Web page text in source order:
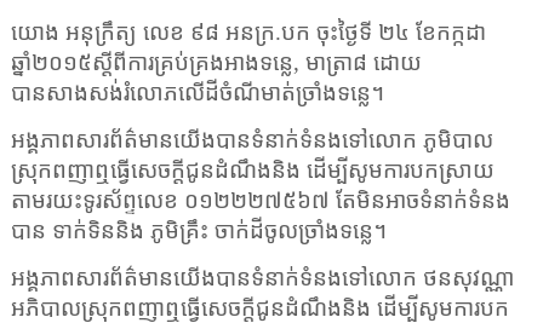
យោង អនុក្រឹត្យ លេខ ៩៨ អនក្រ.បក ចុះថ្ងៃទី ២៤ ខែកក្កដា
ឆ្នាំ២០១៥ស្តីពីការគ្រប់គ្រងអាងទន្លេ, មាត្រា៨ ដោយ
បានសាងសង់រំលោភលើដីចំណីមាត់ច្រាំងទន្លេ។
អង្គភាពសារព័ត៌មានយើងបានទំនាក់ទំនងទៅលោក ភូមិបាល
ស្រុកពញាឮធ្វើសេចក្តីជូនដំណឹងនិង ដើម្បីសូមការបកស្រាយ
តាមរយះទូរស័ព្ទលេខ ០១២២២៧​៥៦៧ តែមិនអាចទំនាក់ទំនង
បាន ទាក់ទិននិង ភូមិគ្រឹះ ចាក់ដីចូលច្រាំងទន្លេ។
អង្គភាពសារព័ត៌មានយើងបានទំនាក់ទំនងទៅលោក ថនសុវណ្ណា
អភិបាលស្រុកពញាឮធ្វើសេចក្តីជូនដំណឹងនិង ដើម្បីសូមការបក